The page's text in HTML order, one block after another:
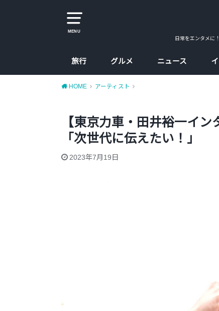
MENU
日常をエンタメに
旅行
大阪
京都
兵庫
奈良
グルメ
カレー
ラーメン
カフェ
たこ焼、お好み焼
大阪コスパ飯
ニュース
HOME アーティスト
【東京力車・田井裕一イ
「次世代に伝えたい！」
2023年7月19日